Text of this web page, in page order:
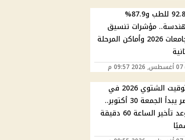
92.8% للطب و87.9%
مؤشرات تنسيق
الجامعات 2026 وأماكن المرحلة
التوقيت الشتوي 2026 في
مصر يبدأ الجمعة 30 أكتوبر..
موعد تأخير الساعة 60 دقيقة